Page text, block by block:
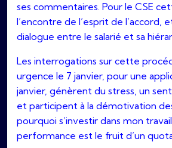
ses commentaires. Pour le CSE
l’encontre de l’esprit de l’accord,
dialogue entre le salarié et sa
Les interrogations sur cette
urgence le 7 janvier, pour une
janvier, génèrent du stress, un
et participent à la démotivation
pourquoi s’investir dans mon
performance est le fruit d’un